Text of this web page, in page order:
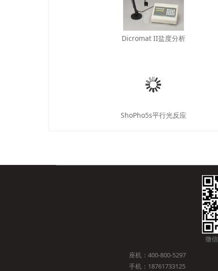
Dicromat II盐度分析
ShoPho5s平行光反应
微
座机：400-800-5297
手机：18761733125